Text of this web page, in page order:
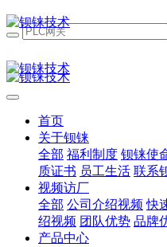
首页
关于钡铼
全部 福利制度 钡铼使
质证书 员工生活 联系
视频访厂
全部 公司介绍视频 快
绍视频 团队优势 品牌
产品中心